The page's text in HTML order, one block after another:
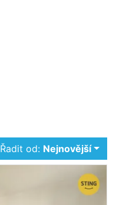
Řadit od: Nejnovější